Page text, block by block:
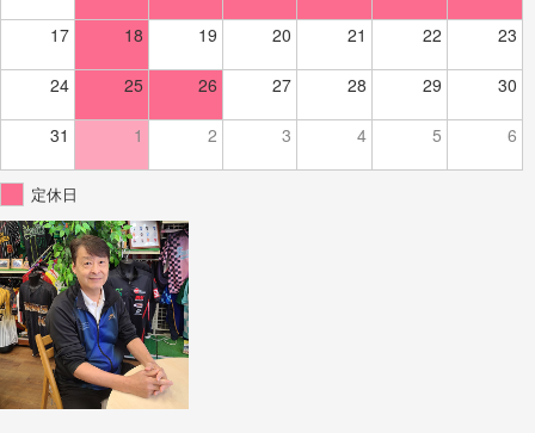
17 18 19 20 21 22 23
24 25 26 27 28 29 30
31 1 2 3 4 5 6
定休日